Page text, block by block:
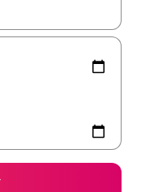
les flèches vers le